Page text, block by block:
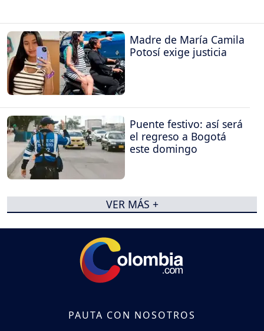
Madre de María Camila
Potosí exige justicia
Puente festivo: así será
el regreso a Bogotá
este domingo
VER MÁS +
PAUTA CON NOSOTROS